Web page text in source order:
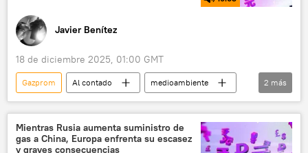
Javier Benítez
18 de diciembre 2025, 01:00 GMT
Gazprom Al contado
medioambiente
Alemania
EEUU
2 más
Mientras Rusia aumenta suministro de
gas a China, Europa enfrenta su escasez
y graves consecuencias